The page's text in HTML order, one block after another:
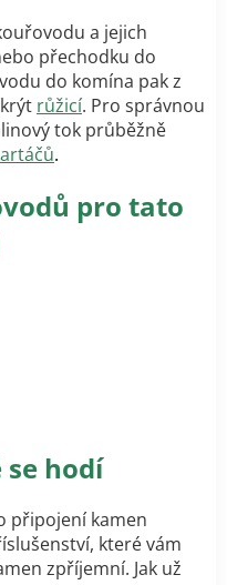
a jejich
přechodku do
do komína pak z
růžicí. Pro správnou
tok průběžně
.
pro tato
hodí
připojení kamen
které vám
zpříjemní. Jak už